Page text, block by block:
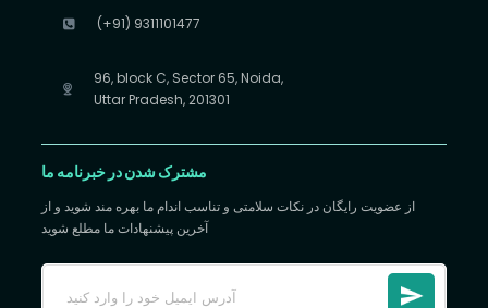
(+91) 9311101477
96, block C, Sector 65, Noida,
Uttar Pradesh, 201301
مشترک شدن در خبرنامه ما
از عضویت رایگان در نکات سلامتی و تناسب اندام ما بهره مند شوید و از
آخرین پیشنهادات ما مطلع شوید